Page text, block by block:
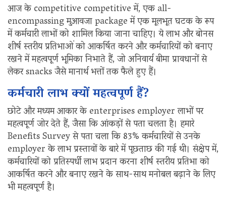
आज के competitive competitive में, एक all-
encompassing मुआवजा package में एक मूलभूत घटक के रूप
में कर्मचारी लाभों को शामिल किया जाना चाहिए। ये लाभ और बोनस
शीर्ष स्तरीय प्रतिभाओं को आकर्षित करने और कर्मचारियों को बनाए
रखने में महत्वपूर्ण भूमिका निभाते हैं, जो अनिवार्य बीमा प्रावधानों से
लेकर snacks जैसे मानार्थ भत्तों तक फैले हुए हैं।
कर्मचारी लाभ क्यों महत्वपूर्ण हैं?
छोटे और मध्यम आकार के enterprises employer लाभों पर
महत्वपूर्ण जोर देते हैं, जैसा कि आंकड़ों से पता चलता है। हमारे
Benefits Survey से पता चला कि 83% कर्मचारियों से उनके
employer के लाभ प्रस्तावों के बारे में पूछताछ की गई थी। संक्षेप में,
कर्मचारियों को प्रतिस्पर्धी लाभ प्रदान करना शीर्ष स्तरीय प्रतिभा को
आकर्षित करने और बनाए रखने के साथ-साथ मनोबल बढ़ाने के लिए
भी महत्वपूर्ण है।